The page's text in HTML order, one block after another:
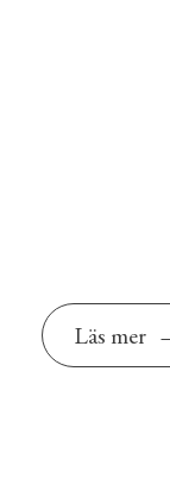
Läs mer